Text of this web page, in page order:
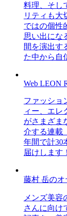
料理、そし
リティも大
ではの個性
思い出にな
間を演出す
た中から自
Web LEON
ファッショ
ィー、エレ
がさまざま
介する連載
年間で計30
届けします
藤村 岳の
メンズ美容
さんに向け